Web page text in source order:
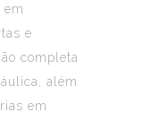
em
e
completa
além
em